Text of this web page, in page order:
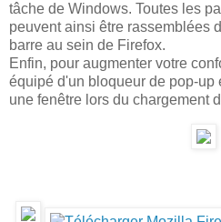
tâche de Windows. Toutes les
peuvent ainsi être rassemblées
barre au sein de Firefox.
Enfin, pour augmenter votre
équipé d'un bloqueur de pop-up
une fenêtre lors du chargement